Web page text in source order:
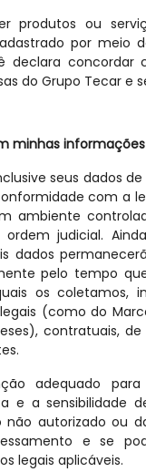
produtos ou
por meio
declara
do Grupo Tecar e
minhas informações
seus dados
com a
ambiente
judicial.
dados
pelo tempo
os coletamos,
(como do
contratuais,
adequado para
e a sensibilidade
autorizado ou
e se
legais aplicáveis.